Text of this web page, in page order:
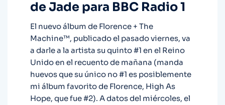
de Jade para BBC Radio 1
El nuevo álbum de Florence + The
Machine™, publicado el pasado viernes, va
a darle a la artista su quinto #1 en el Reino
Unido en el recuento de mañana (manda
huevos que su único no #1 es posiblemente
mi álbum favorito de Florence, High As
Hope, que fue #2). A datos del miércoles, el